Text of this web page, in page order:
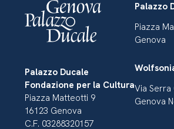
Palazzo Ducale
Fondazione per la Cultura
Piazza Matteotti 9
16123 Genova
C.F. 03288320157
Palazzo
Piazza
Genova
Via
Genova